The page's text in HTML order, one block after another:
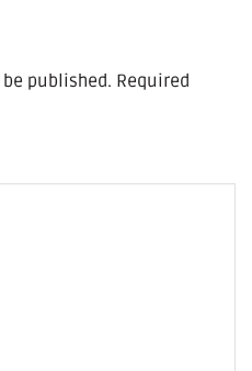
published. Required